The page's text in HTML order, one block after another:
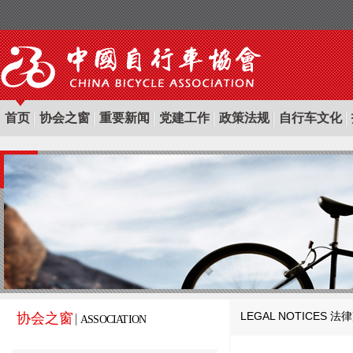
首页 协会之窗 重要新闻 党建工作 政策法规 自行车文化
协会之窗 ASSOCIATION LEGAL NOTICES 法